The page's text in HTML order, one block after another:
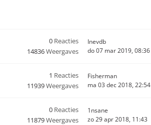
0 Reacties
14836Weergaves
Inevdb
do 07 mar 2019, 08:36
1 Reacties
11939Weergaves
Fisherman
ma 03 dec 2018, 22:54
0 Reacties
11879Weergaves
1nsane
zo 29 apr 2018, 11:43